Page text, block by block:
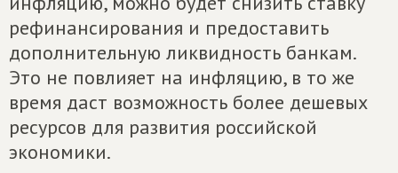
рефинансирования и предоставить
дополнительную ликвидность банкам.
Это не повлияет на инфляцию, в то же
время даст возможность более дешевых
ресурсов для развития российской
экономики.